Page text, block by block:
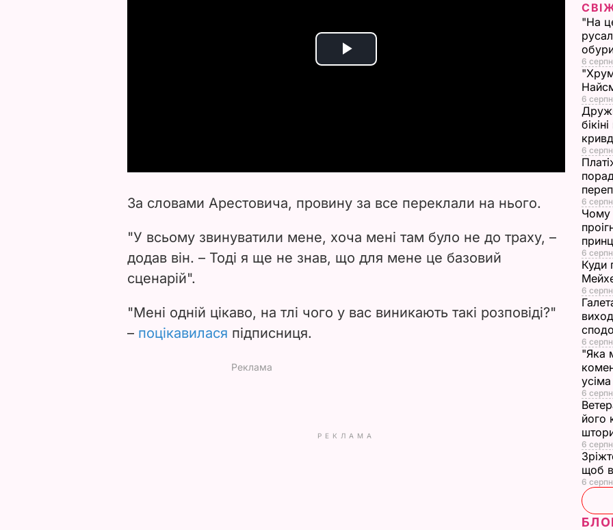
P
i
d
o
За словами Арестовича, провину за все переклали на нього.
"У всьому звинуватили мене, хоча мені там було не до траху, –
додав він. – Тоді я ще не знав, що для мене це базовий
сценарій".
"Мені одній цікаво, на тлі чого у вас виникають такі розповіді?"
– поцікавилася підписниця.
РЕКЛАМА
"На
6
6
6
6
Чому
6
Куди
6
6
"Яка
усіма
6
його
6
щоб
6